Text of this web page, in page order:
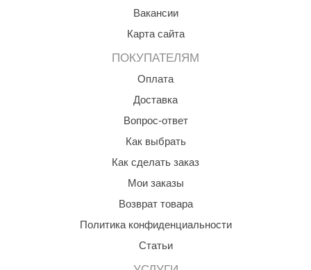
Вакансии
Карта сайта
ПОКУПАТЕЛЯМ
Оплата
Доставка
Вопрос-ответ
Как выбрать
Как сделать заказ
Мои заказы
Возврат товара
Политика конфиденциальности
Статьи